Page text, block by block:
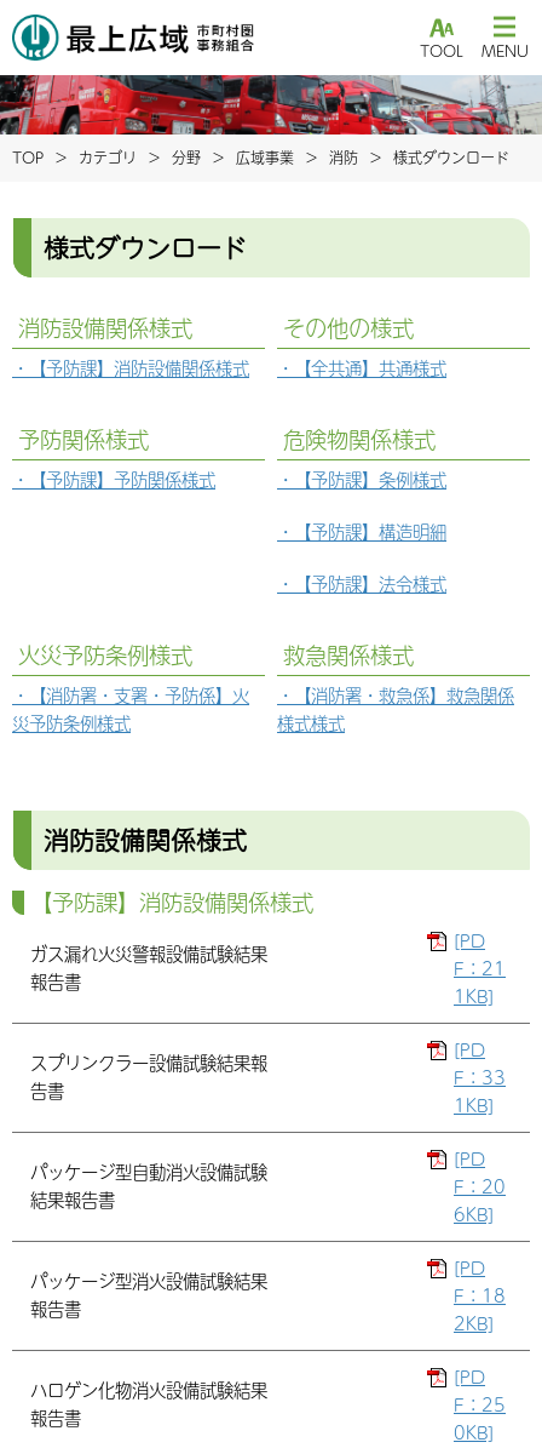
TOOL MENU
TOP カテゴリ 分野 広域事業 消防 様式ダウンロード
様式ダウンロード
消防設備関係様式
【予防課】消防設備関係様式
その他の様式
【全共通】共通様式
予防関係様式
【予防課】予防関係様式
危険物関係様式
【予防課】条例様式
【予防課】構造明細
【予防課】法令様式
火災予防条例様式
【消防署・支署・予防係】火
災予防条例様式
救急関係様式
【消防署・救急係】救急関係
様式様式
消防設備関係様式
【予防課】消防設備関係様式
ガス漏れ火災警報設備試験結果
報告書
[PD
F：21
1KB]
スプリンクラー設備試験結果報
告書
[PD
F：33
1KB]
パッケージ型自動消火設備試験
結果報告書
[PD
F：20
6KB]
パッケージ型消火設備試験結果
報告書
[PD
F：18
2KB]
ハロゲン化物消火設備試験結果
報告書
[PD
F：25
0KB]